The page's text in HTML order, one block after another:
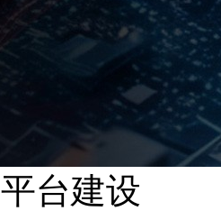
台建设